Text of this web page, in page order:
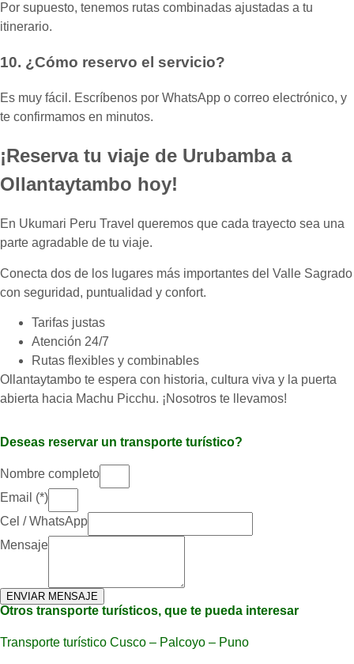
Por supuesto, tenemos rutas combinadas ajustadas a tu
itinerario.
10. ¿Cómo reservo el servicio?
Es muy fácil. Escríbenos por WhatsApp o correo electrónico, y
te confirmamos en minutos.
¡Reserva tu viaje de Urubamba a
Ollantaytambo hoy!
En Ukumari Peru Travel queremos que cada trayecto sea una
parte agradable de tu viaje.
Conecta dos de los lugares más importantes del Valle Sagrado
con seguridad, puntualidad y confort.
Tarifas justas
Atención 24/7
Rutas flexibles y combinables
Ollantaytambo te espera con historia, cultura viva y la puerta
abierta hacia Machu Picchu. ¡Nosotros te llevamos!
Deseas reservar un transporte turístico?
Nombre completo
Email (*)
Cel / WhatsApp
Mensaje
ENVIAR MENSAJE
Otros transporte turísticos, que te pueda interesar
Transporte turístico Cusco – Palcoyo – Puno